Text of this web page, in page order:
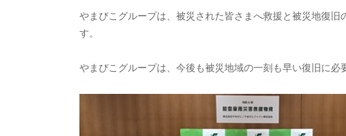
やまびこグループは、被災された皆さまへ救援と被災地復
す。
やまびこグループは、今後も被災地域の一刻も早い復旧に必